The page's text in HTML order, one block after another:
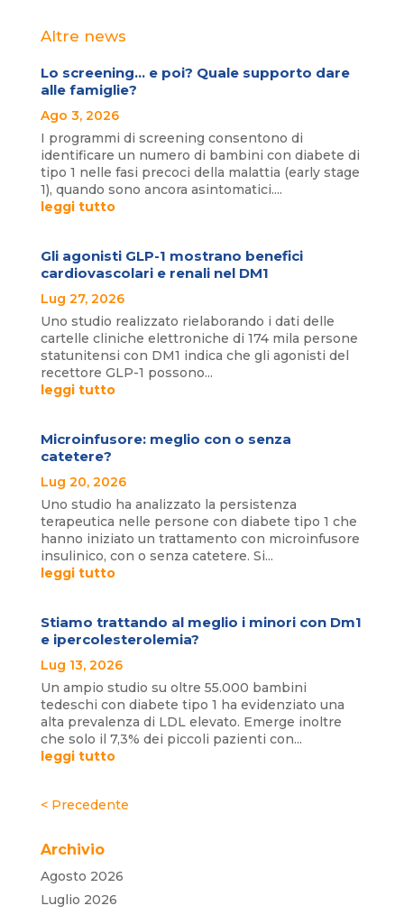
Altre news
Lo screening… e poi? Quale supporto dare
alle famiglie?
Ago 3, 2026
I programmi di screening consentono di
identificare un numero di bambini con diabete di
tipo 1 nelle fasi precoci della malattia (early stage
1), quando sono ancora asintomatici....
leggi tutto
Gli agonisti GLP-1 mostrano benefici
cardiovascolari e renali nel DM1
Lug 27, 2026
Uno studio realizzato rielaborando i dati delle
cartelle cliniche elettroniche di 174 mila persone
statunitensi con DM1 indica che gli agonisti del
recettore GLP-1 possono...
leggi tutto
Microinfusore: meglio con o senza
catetere?
Lug 20, 2026
Uno studio ha analizzato la persistenza
terapeutica nelle persone con diabete tipo 1 che
hanno iniziato un trattamento con microinfusore
insulinico, con o senza catetere. Si...
leggi tutto
Stiamo trattando al meglio i minori con Dm1
e ipercolesterolemia?
Lug 13, 2026
Un ampio studio su oltre 55.000 bambini
tedeschi con diabete tipo 1 ha evidenziato una
alta prevalenza di LDL elevato. Emerge inoltre
che solo il 7,3% dei piccoli pazienti con...
leggi tutto
Archivio
Agosto 2026
Luglio 2026